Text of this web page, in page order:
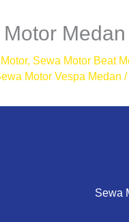
, Sewa Motor Beat
Motor Vespa Medan /
Sewa